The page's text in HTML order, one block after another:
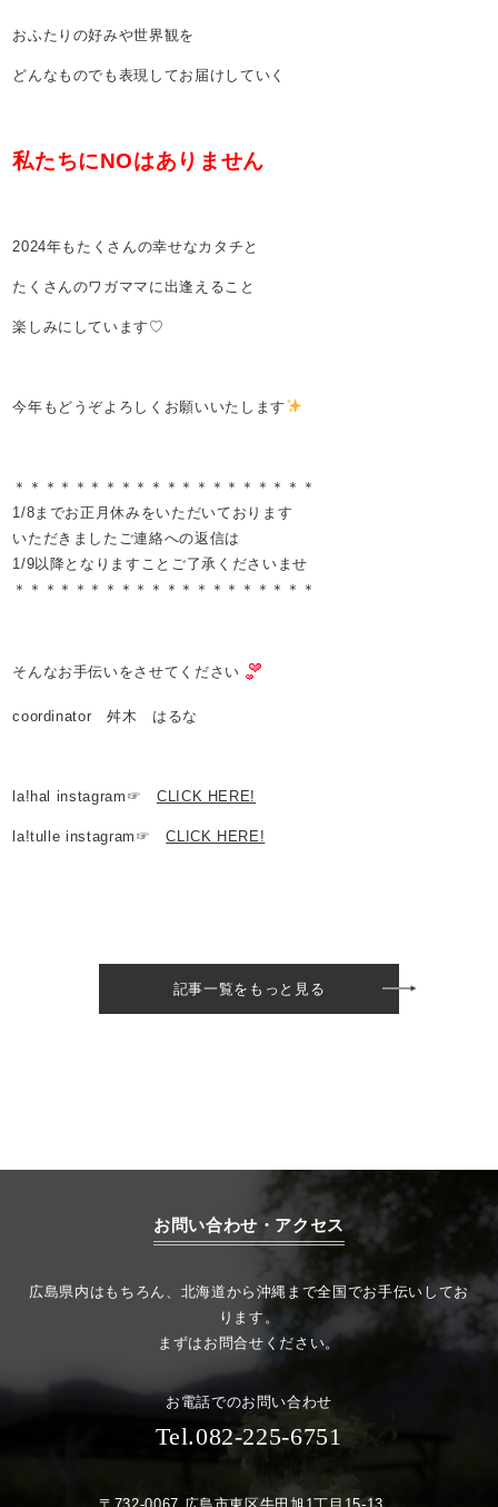
おふたりの好みや世界観を
どんなものでも表現してお届けしていく
私たちにNOはありません
2024年もたくさんの幸せなカタチと
たくさんのワガママに出逢えること
楽しみにしています♡
今年もどうぞよろしくお願いいたします
＊＊＊＊＊＊＊＊＊＊＊＊＊＊＊＊＊＊＊＊
1/8までお正月休みをいただいております
いただきましたご連絡への返信は
1/9以降となりますことご了承くださいませ
＊＊＊＊＊＊＊＊＊＊＊＊＊＊＊＊＊＊＊＊
そんなお手伝いをさせてください
coordinator 舛木 はるな
la!hal instagram☞ CLICK HERE!
la!tulle instagram☞CLICK HERE!
記事一覧をもっと見る
お問い合わせ・アクセス
広島県内はもちろん、北海道から沖縄まで全国でお手伝いしてお
ります。
まずはお問合せください。
お電話でのお問い合わせ
Tel.082-225-6751